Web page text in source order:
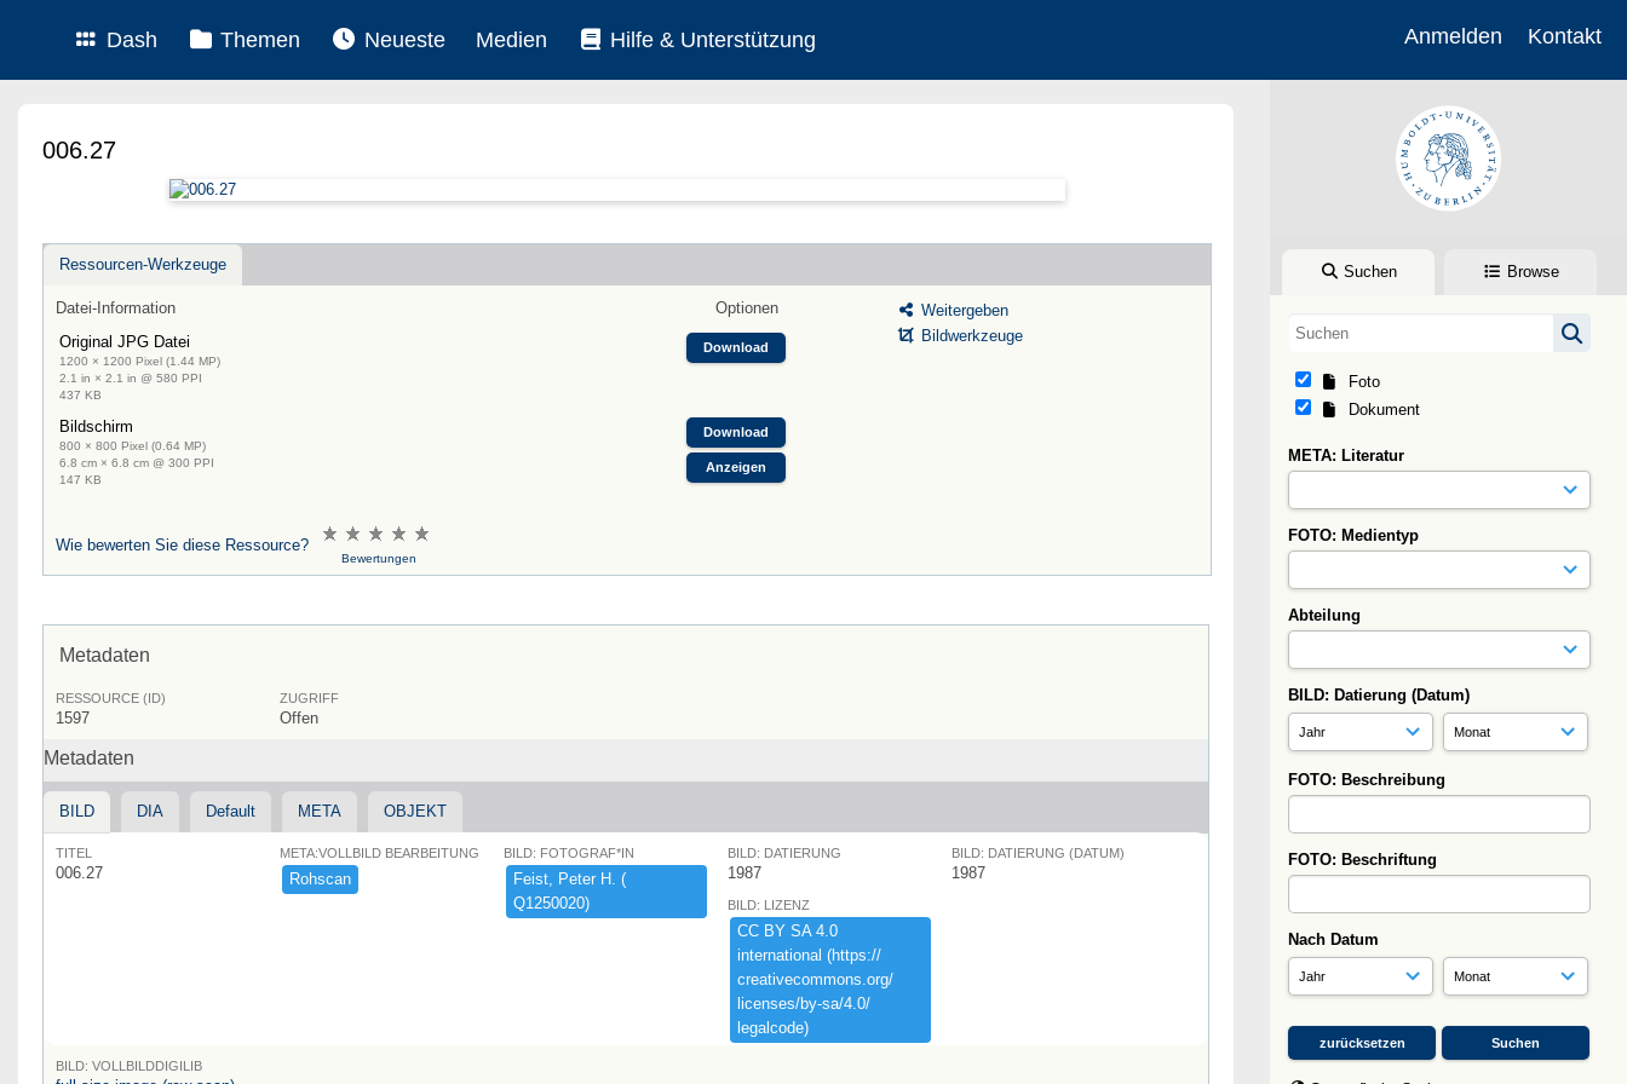
Dash Themen Neueste Medien Hilfe & Unterstützung Anmelden Kontakt
Suchen Browse
Foto
Dokument
META: Literatur
FOTO: Medientyp
Abteilung
BILD: Datierung (Datum)
FOTO: Beschreibung
FOTO: Beschriftung
Nach Datum
006.27
Ressourcen-Werkzeuge
Datei-Information
Optionen
Original JPG Datei
1200 × 1200 Pixel (1.44 MP)
2.1 in × 2.1 in @ 580 PPI
437 KB
Download
Bildschirm
800 × 800 Pixel (0.64 MP)
6.8 cm × 6.8 cm @ 300 PPI
147 KB
Download
Anzeigen
Weitergeben
Bildwerkzeuge
Wie bewerten Sie diese Ressource?
Bewertungen
Metadaten
RESSOURCE (ID)
1597
ZUGRIFF
Offen
Metadaten
BILD DIA Default META OBJEKT
TITEL
006.27
META:VOLLBILD BEARBEITUNG
Rohscan
BILD: FOTOGRAF*IN
Feist,​ ​Peter ​H.​ ​(​
Q1250020)​
BILD: DATIERUNG
1987
BILD: DATIERUNG (DATUM)
1987
BILD: LIZENZ
CC ​BY ​SA ​4.​0 ​
international ​(​https:​/​/​
creativecommons.​org/​
licenses/​by-​sa/​4.​0/​
legalcode)​
BILD: VOLLBILDDIGILIB